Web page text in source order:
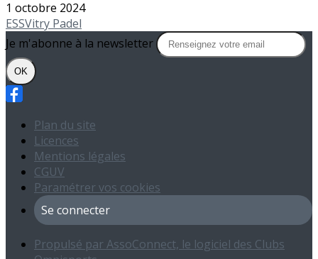
1 octobre 2024
ESSVitry Padel
Je m'abonne à la newsletter
OK
Plan du site
Licences
Mentions légales
CGUV
Paramétrer vos cookies
Se connecter
Propulsé par AssoConnect, le logiciel des Clubs